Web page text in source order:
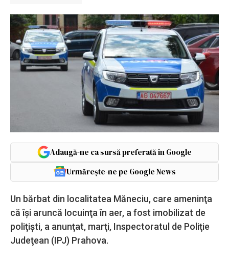
Adaugă-ne ca sursă preferată în Google
Urmărește-ne pe Google News
Un bărbat din localitatea Măneciu, care ameninţa
că îşi aruncă locuinţa în aer, a fost imobilizat de
poliţişti, a anunţat, marţi, Inspectoratul de Poliţie
Judeţean (IPJ) Prahova.